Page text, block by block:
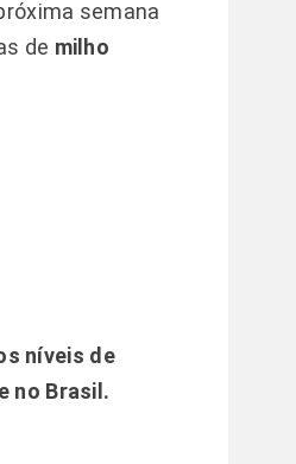
semana
de milho
níveis de
no Brasil.